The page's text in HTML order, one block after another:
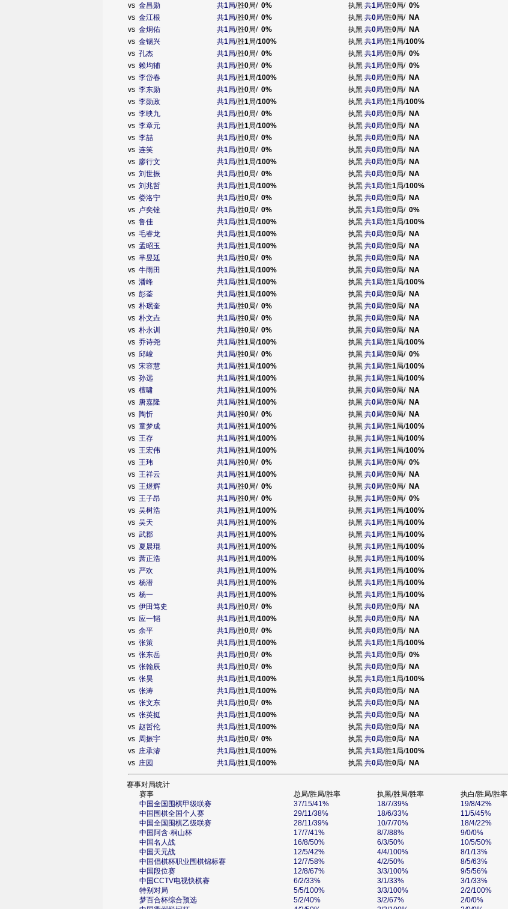
vs 金昌勋 共1局/胜0局/0% 执黑 共1局/胜0局/0%
vs 金江根 共1局/胜0局/0% 执黑 共0局/胜0局/NA
vs 金炯佑 共1局/胜0局/0% 执黑 共0局/胜0局/NA
vs 金锡兴 共1局/胜1局/100% 执黑 共1局/胜1局/100%
vs 孔杰 共1局/胜0局/0% 执黑 共1局/胜0局/0%
vs 赖均辅 共1局/胜0局/0% 执黑 共1局/胜0局/0%
vs 李岱春 共1局/胜1局/100% 执黑 共0局/胜0局/NA
vs 李东勋 共1局/胜0局/0% 执黑 共0局/胜0局/NA
vs 李勋政 共1局/胜1局/100% 执黑 共1局/胜1局/100%
vs 李映九 共1局/胜0局/0% 执黑 共0局/胜0局/NA
vs 李章元 共1局/胜1局/100% 执黑 共0局/胜0局/NA
vs 李喆 共1局/胜0局/0% 执黑 共0局/胜0局/NA
vs 连笑 共1局/胜0局/0% 执黑 共0局/胜0局/NA
vs 廖行文 共1局/胜1局/100% 执黑 共0局/胜0局/NA
vs 刘世振 共1局/胜0局/0% 执黑 共0局/胜0局/NA
vs 刘兆哲 共1局/胜1局/100% 执黑 共1局/胜1局/100%
vs 娄洛宁 共1局/胜0局/0% 执黑 共0局/胜0局/NA
vs 卢奕铨 共1局/胜0局/0% 执黑 共1局/胜0局/0%
vs 鲁佳 共1局/胜1局/100% 执黑 共1局/胜1局/100%
vs 毛睿龙 共1局/胜1局/100% 执黑 共0局/胜0局/NA
vs 孟昭玉 共1局/胜1局/100% 执黑 共0局/胜0局/NA
vs 芈昱廷 共1局/胜0局/0% 执黑 共0局/胜0局/NA
vs 牛雨田 共1局/胜1局/100% 执黑 共0局/胜0局/NA
vs 潘峰 共1局/胜1局/100% 执黑 共1局/胜1局/100%
vs 彭荃 共1局/胜1局/100% 执黑 共0局/胜0局/NA
vs 朴珉奎 共1局/胜0局/0% 执黑 共0局/胜0局/NA
vs 朴文垚 共1局/胜0局/0% 执黑 共0局/胜0局/NA
vs 朴永训 共1局/胜0局/0% 执黑 共0局/胜0局/NA
vs 乔诗尧 共1局/胜1局/100% 执黑 共1局/胜1局/100%
vs 邱峻 共1局/胜0局/0% 执黑 共1局/胜0局/0%
vs 宋容慧 共1局/胜1局/100% 执黑 共1局/胜1局/100%
vs 孙远 共1局/胜1局/100% 执黑 共1局/胜1局/100%
vs 檀啸 共1局/胜1局/100% 执黑 共0局/胜0局/NA
vs 唐嘉隆 共1局/胜1局/100% 执黑 共0局/胜0局/NA
vs 陶忻 共1局/胜0局/0% 执黑 共0局/胜0局/NA
vs 童梦成 共1局/胜1局/100% 执黑 共1局/胜1局/100%
vs 王存 共1局/胜1局/100% 执黑 共1局/胜1局/100%
vs 王宏伟 共1局/胜1局/100% 执黑 共1局/胜1局/100%
vs 王玮 共1局/胜0局/0% 执黑 共1局/胜0局/0%
vs 王祥云 共1局/胜1局/100% 执黑 共0局/胜0局/NA
vs 王煜辉 共1局/胜0局/0% 执黑 共0局/胜0局/NA
vs 王子昂 共1局/胜0局/0% 执黑 共1局/胜0局/0%
vs 吴树浩 共1局/胜1局/100% 执黑 共1局/胜1局/100%
vs 吴天 共1局/胜1局/100% 执黑 共1局/胜1局/100%
vs 武郡 共1局/胜1局/100% 执黑 共1局/胜1局/100%
vs 夏晨琨 共1局/胜1局/100% 执黑 共1局/胜1局/100%
vs 萧正浩 共1局/胜1局/100% 执黑 共1局/胜1局/100%
vs 严欢 共1局/胜1局/100% 执黑 共1局/胜1局/100%
vs 杨潜 共1局/胜1局/100% 执黑 共1局/胜1局/100%
vs 杨一 共1局/胜1局/100% 执黑 共1局/胜1局/100%
vs 伊田笃史 共1局/胜0局/0% 执黑 共0局/胜0局/NA
vs 应一韬 共1局/胜1局/100% 执黑 共0局/胜0局/NA
vs 余平 共1局/胜0局/0% 执黑 共0局/胜0局/NA
vs 张策 共1局/胜1局/100% 执黑 共1局/胜1局/100%
vs 张东岳 共1局/胜0局/0% 执黑 共1局/胜0局/0%
vs 张翰辰 共1局/胜0局/0% 执黑 共0局/胜0局/NA
vs 张昊 共1局/胜1局/100% 执黑 共1局/胜1局/100%
vs 张涛 共1局/胜1局/100% 执黑 共0局/胜0局/NA
vs 张文东 共1局/胜0局/0% 执黑 共0局/胜0局/NA
vs 张英挺 共1局/胜1局/100% 执黑 共0局/胜0局/NA
vs 赵哲伦 共1局/胜1局/100% 执黑 共0局/胜0局/NA
vs 周振宇 共1局/胜0局/0% 执黑 共0局/胜0局/NA
vs 庄承濬 共1局/胜1局/100% 执黑 共1局/胜1局/100%
vs 庄园 共1局/胜1局/100% 执黑 共0局/胜0局/NA
赛事对局统计
赛事
总局/胜局/胜率 执黑/胜局/胜率 执白/胜局/胜率
中国全国围棋甲级联赛
37/15/41% 18/7/39% 19/8/42%
中国围棋全国个人赛
29/11/38% 18/6/33% 11/5/45%
中国全国围棋乙级联赛
28/11/39% 10/7/70% 18/4/22%
中国阿含·桐山杯
17/7/41% 8/7/88% 9/0/0%
中国名人战
16/8/50% 6/3/50% 10/5/50%
中国天元战
12/5/42% 4/4/100% 8/1/13%
中国倡棋杯职业围棋锦标赛
12/7/58% 4/2/50% 8/5/63%
中国段位赛
12/8/67% 3/3/100% 9/5/56%
中国CCTV电视快棋赛
6/2/33% 3/1/33% 3/1/33%
特别对局
5/5/100% 3/3/100% 2/2/100%
梦百合杯综合预选
5/2/40% 3/2/67% 2/0/0%